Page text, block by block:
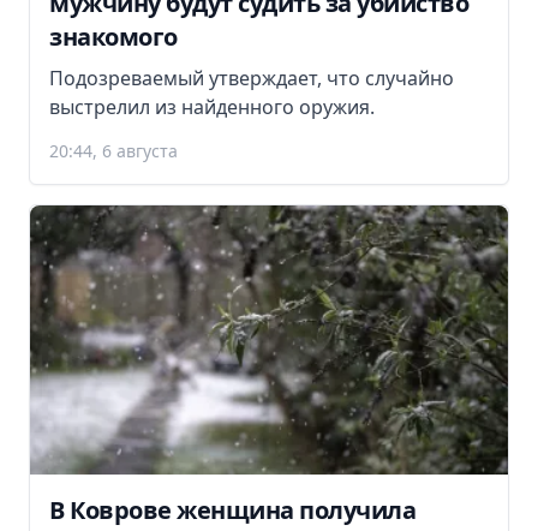
знакомого
Подозреваемый утверждает, что случайно
выстрелил из найденного оружия.
20:44, 6 августа
В Коврове женщина получила